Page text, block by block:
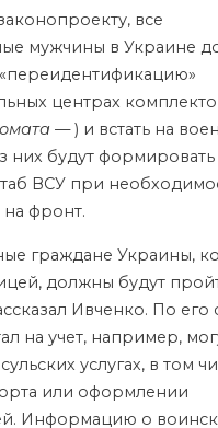
все
мужчины в Украине
центрах
—) и встать на
них будут
ВСУ при
на фронт.
граждане Украины,
должны будут
Ивченко. По его
на учет, например,
услугах, в том
или оформлении
Информацию о